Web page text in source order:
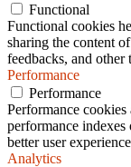
Functional
Functional cookies
sharing the content
feedbacks, and other
Performance
Performance
Performance cookies
performance
better user
Analytics